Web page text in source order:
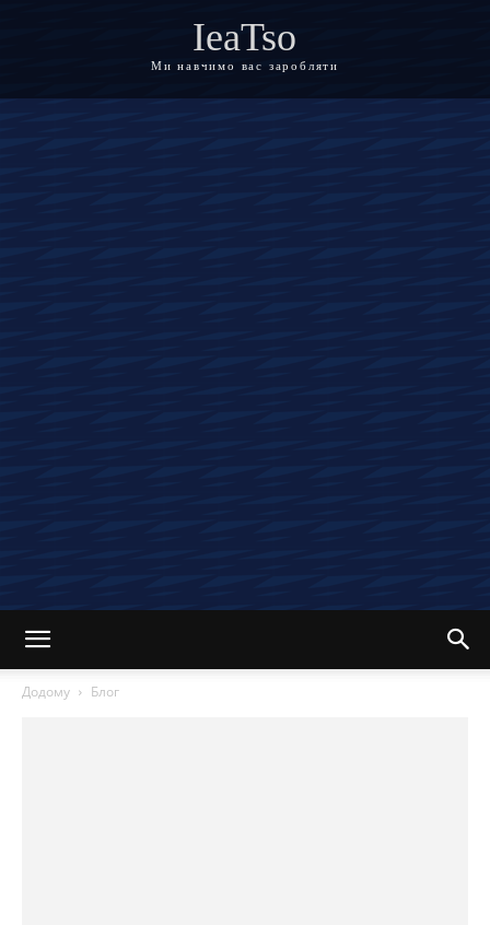
IeaTso
Ми навчимо вас заробляти
Додому Блог